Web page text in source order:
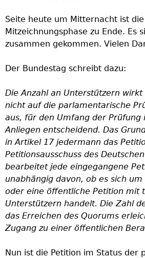
r
e
h
e
r
e
Seite heute um Mitternacht ist die
Mitzeichnungsphase zu Ende. Es
zusammen gekommen. Vielen
Der Bundestag schreibt dazu:
Die Anzahl an Unterstützern wirkt
nicht auf die parlamentarische
aus, für den Umfang der Prüfung
Anliegen entscheidend. Das
in Artikel 17 jedermann das
Petitionsausschuss des
bearbeitet jede eingegangene
unabhängig davon, ob es sich
oder eine öffentliche Petition mit
Unterstützern handelt. Die Zahl
das Erreichen des Quorums
Zugang zu einer öffentlichen
Nun ist die Petition im Status der